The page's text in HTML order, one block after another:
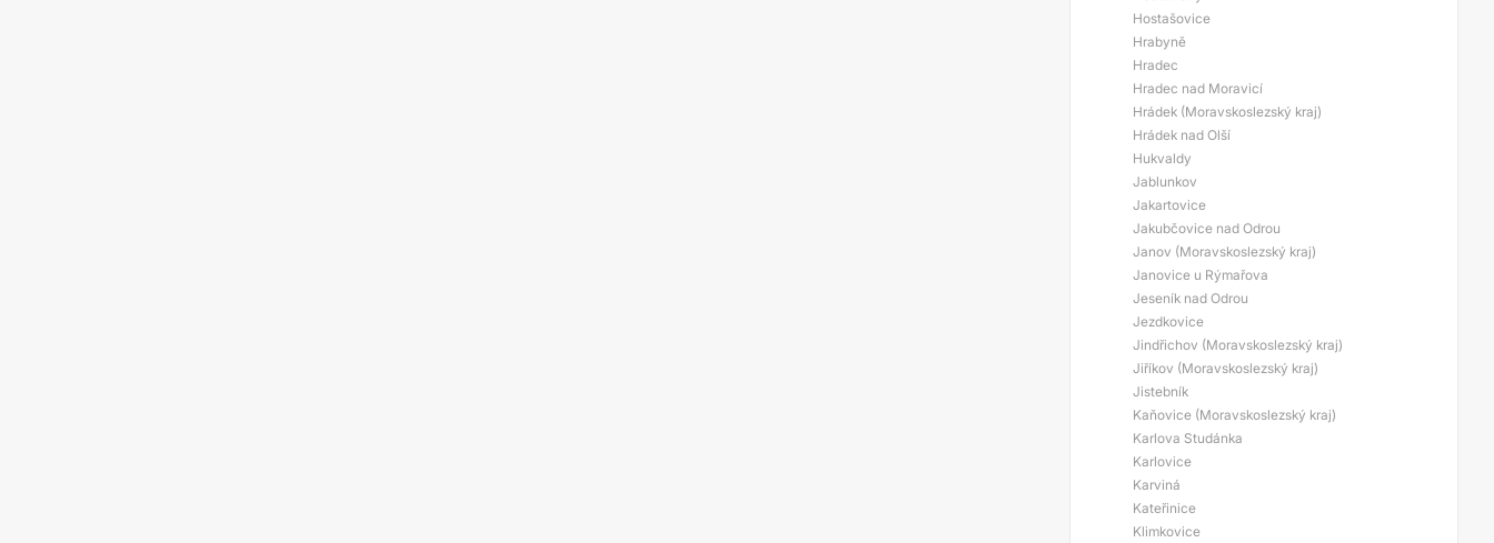
Hostašovice
Hrabyně
Hradec
Hradec nad Moravicí
Hrádek (Moravskoslezský kraj)
Hrádek nad Olší
Hukvaldy
Jablunkov
Jakartovice
Jakubčovice nad Odrou
Janov (Moravskoslezský kraj)
Janovice u Rýmařova
Jeseník nad Odrou
Jezdkovice
Jindřichov (Moravskoslezský kraj)
Jiříkov (Moravskoslezský kraj)
Jistebník
Kaňovice (Moravskoslezský kraj)
Karlova Studánka
Karlovice
Karviná
Kateřinice
Klimkovice